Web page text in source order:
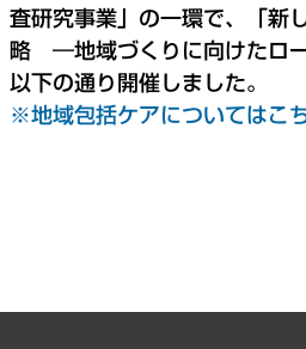
査研究事業」の一環で、「新
略 ―地域づくりに向けたロ
以下の通り開催しました。
※地域包括ケアについてはこ